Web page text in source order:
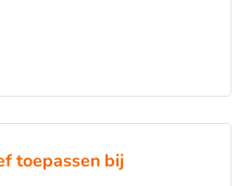
toepassen bij